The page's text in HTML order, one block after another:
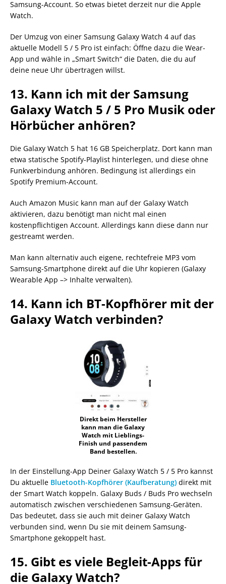
Samsung-Account. So etwas bietet derzeit nur die Apple
Watch.
Der Umzug von einer Samsung Galaxy Watch 4 auf das
aktuelle Modell 5 / 5 Pro ist einfach: Öffne dazu die Wear-
App und wähle in „Smart Switch“ die Daten, die du auf
deine neue Uhr übertragen willst.
13. Kann ich mit der Samsung
Galaxy Watch 5 / 5 Pro Musik oder
Hörbücher anhören?
Die Galaxy Watch 5 hat 16 GB Speicherplatz. Dort kann man
etwa statische Spotify-Playlist hinterlegen, und diese ohne
Funkverbindung anhören. Bedingung ist allerdings ein
Spotify Premium-Account.
Auch Amazon Music kann man auf der Galaxy Watch
aktivieren, dazu benötigt man nicht mal einen
kostenpflichtigen Account. Allerdings kann diese dann nur
gestreamt werden.
Man kann alternativ auch eigene, rechtefreie MP3 vom
Samsung-Smartphone direkt auf die Uhr kopieren (Galaxy
Wearable App –> Inhalte verwalten).
14. Kann ich BT-Kopfhörer mit der
Galaxy Watch verbinden?
Direkt beim Hersteller
kann man die Galaxy
Watch mit Lieblings-
Finish und passendem
Band bestellen.
In der Einstellung-App Deiner Galaxy Watch 5 / 5 Pro kannst
Du aktuelle Bluetooth-Kopfhörer (Kaufberatung) direkt mit
der Smart Watch koppeln. Galaxy Buds / Buds Pro wechseln
automatisch zwischen verschiedenen Samsung-Geräten.
Das bedeutet, dass sie auch mit deiner Galaxy Watch
verbunden sind, wenn Du sie mit deinem Samsung-
Smartphone gekoppelt hast.
15. Gibt es viele Begleit-Apps für
die Galaxy Watch?